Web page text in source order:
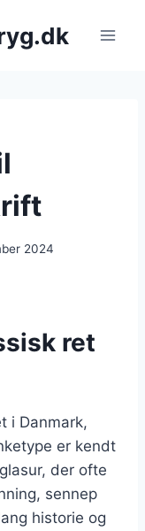
2024
ret
i Danmark,
er kendt
der ofte
sennep
historie og